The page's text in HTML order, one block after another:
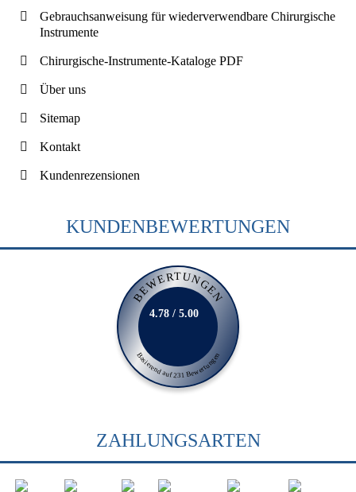
Gebrauchsanweisung für wiederverwendbare Chirurgische
Instrumente
Chirurgische-Instrumente-Kataloge PDF
Über uns
Sitemap
Kontakt
Kundenrezensionen
KUNDENBEWERTUNGEN
BEWERTUNGEN
Basierend auf 231 Bewertungen
4.78 / 5.00
ZAHLUNGSARTEN